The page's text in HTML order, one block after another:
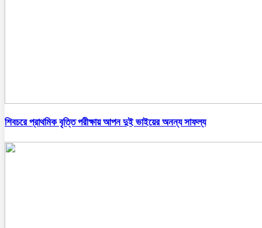
শিবচরে প্রাথমিক বৃত্তি পরীক্ষায় আপন দুই ভাইয়ের অনন্য সাফল্য